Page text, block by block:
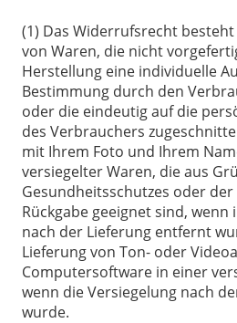
(1) Das Widerrufsrecht
von Waren, die nicht
Herstellung eine individuelle
Bestimmung durch den
oder die eindeutig auf die
des Verbrauchers
mit Ihrem Foto und Ihrem
versiegelter Waren, die aus
Gesundheitsschutzes oder
Rückgabe geeignet sind, wenn
nach der Lieferung entfernt
Lieferung von Ton- oder
Computersoftware in einer
wenn die Versiegelung nach
wurde.